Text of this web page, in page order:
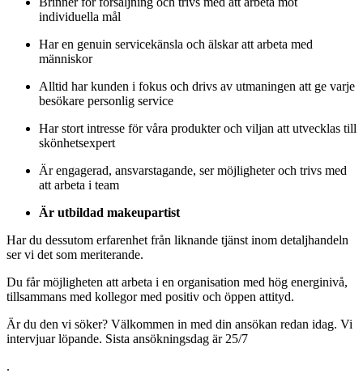
individuella mål
Har en genuin servicekänsla och älskar att arbeta med
människor
Alltid har kunden i fokus och drivs av utmaningen att ge varje
besökare personlig service
Har stort intresse för våra produkter och viljan att utvecklas till
skönhetsexpert
Är engagerad, ansvarstagande, ser möjligheter och trivs med
att arbeta i team
Är utbildad makeupartist
Har du dessutom erfarenhet från liknande tjänst inom detaljhandeln
ser vi det som meriterande.
Du får möjligheten att arbeta i en organisation med hög energinivå,
tillsammans med kollegor med positiv och öppen attityd.
Är du den vi söker? Välkommen in med din ansökan redan idag. Vi
intervjuar löpande. Sista ansökningsdag är 25/7
.